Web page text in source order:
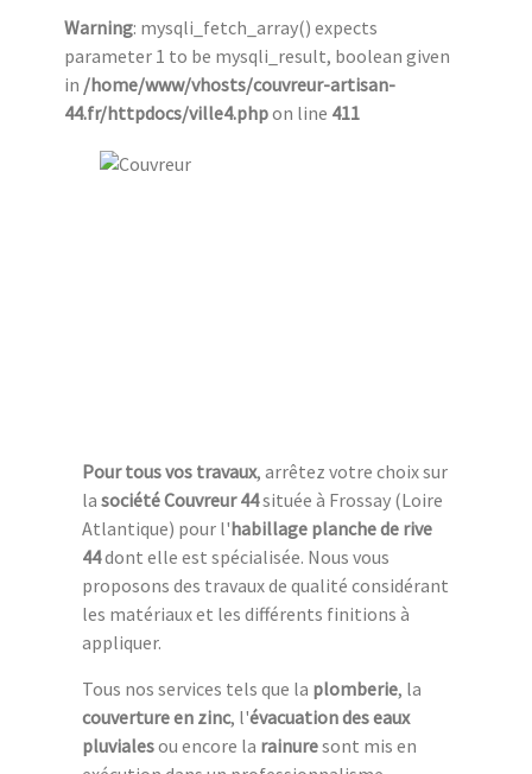
Warning: mysqli_fetch_array() expects
parameter 1 to be mysqli_result, boolean given
in /home/www/vhosts/couvreur-artisan-
44.fr/httpdocs/ville4.phpon line 411
Pour tous vos travaux, arrêtez votre choix sur
la société Couvreur 44située à Frossay (Loire
Atlantique) pour l'habillage planche de rive
44dont elle est spécialisée. Nous vous
proposons des travaux de qualité considérant
les matériaux et les différents finitions à
appliquer.
Tous nos services tels que la plomberie, la
couverture en zinc, l'évacuation des eaux
pluvialesou encore la rainuresont mis en